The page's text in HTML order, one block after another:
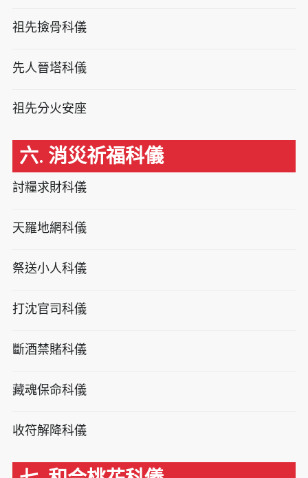
祖先撿骨科儀
先人晉塔科儀
祖先分火安座
六. 消災祈福科儀
討糧求財科儀
天羅地網科儀
祭送小人科儀
打沈官司科儀
斷酒禁賭科儀
藏魂保命科儀
收符解降科儀